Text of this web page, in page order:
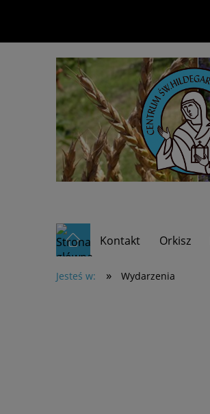
Kontakt Orkisz
Baza wiedzy/ WYDARZENIA
Jesteś w: » Wydarzenia